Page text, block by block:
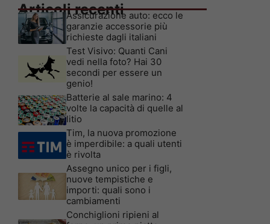
Articoli recenti
Assicurazione auto: ecco le
garanzie accessorie più
richieste dagli italiani
Test Visivo: Quanti Cani
vedi nella foto? Hai 30
secondi per essere un
genio!
Batterie al sale marino: 4
volte la capacità di quelle al
litio
Tim, la nuova promozione
è imperdibile: a quali utenti
è rivolta
Assegno unico per i figli,
nuove tempistiche e
importi: quali sono i
cambiamenti
Conchiglioni ripieni al